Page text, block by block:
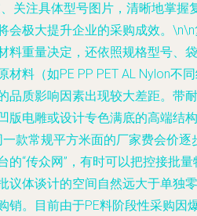
关注具体型号图片，清晰地掌握
会极大提升企业的采购成效。
料重量决定，还依照规格型号、袋
料（如PE PP PET AL Nylon不
品质影响因素出现较大差距。带耐
版电雕或设计专色满底的高端结构
款常规平方米面的厂家费会价逐
的“传众网”，有时可以把控接批量
议体谈计的空间自然远大于单独零
销。目前由于PE料阶段性采购因